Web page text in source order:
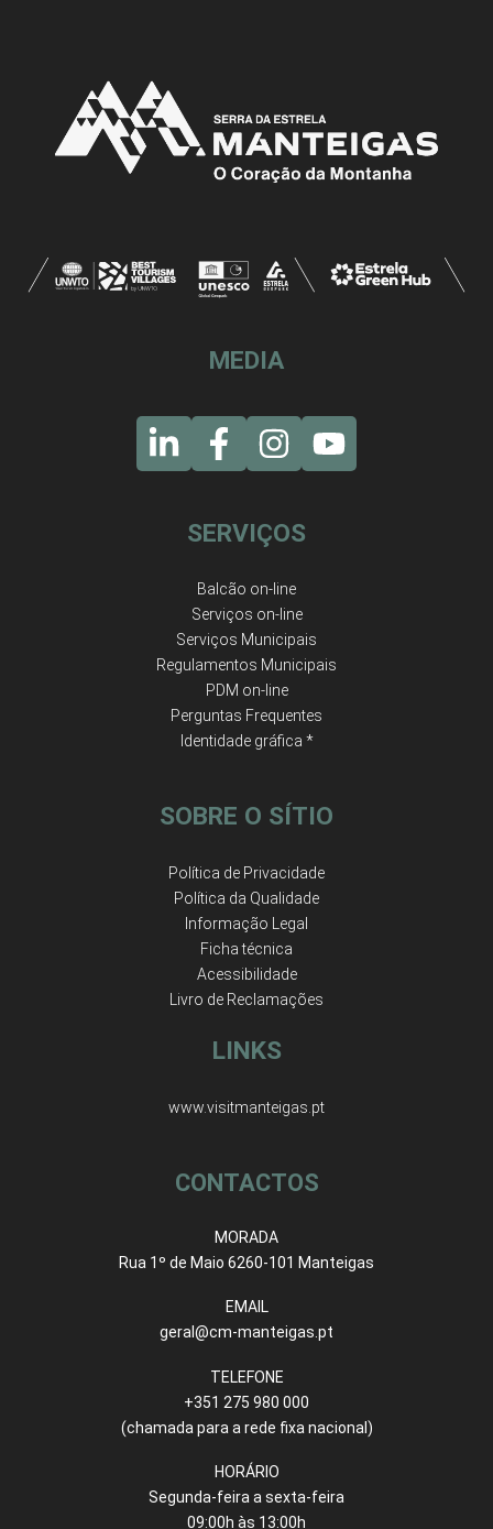
MEDIA
SERVIÇOS
Balcão on-line
Serviços on-line
Serviços Municipais
Regulamentos Municipais
PDM on-line
Perguntas Frequentes
Identidade gráfica *
SOBRE O SÍTIO
Política de Privacidade
Política da Qualidade
Informação Legal
Ficha técnica
Acessibilidade
Livro de Reclamações
LINKS
www.visitmanteigas.pt
CONTACTOS
MORADA
Rua 1º de Maio 6260-101 Manteigas
EMAIL
geral@cm-manteigas.pt
TELEFONE
+351 275 980 000
(chamada para a rede fixa nacional)
HORÁRIO
Segunda-feira a sexta-feira
09:00h às 13:00h